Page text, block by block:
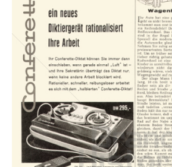
Einst und Heute
Marken
Konzerne
Epoche